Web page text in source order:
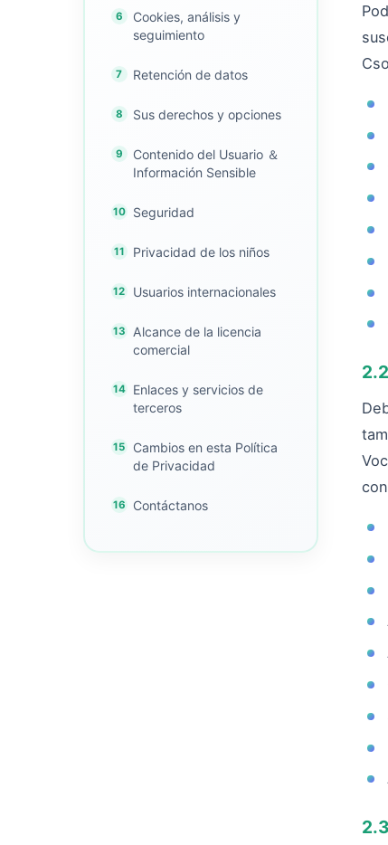
Cookies, análisis y
seguimiento
Retención de datos
Sus derechos y opciones
Contenido del Usuario ＆
Información Sensible
Seguridad
Privacidad de los niños
Usuarios internacionales
Alcance de la licencia
comercial
Enlaces y servicios de
terceros
Cambios en esta Política
de Privacidad
Contáctanos